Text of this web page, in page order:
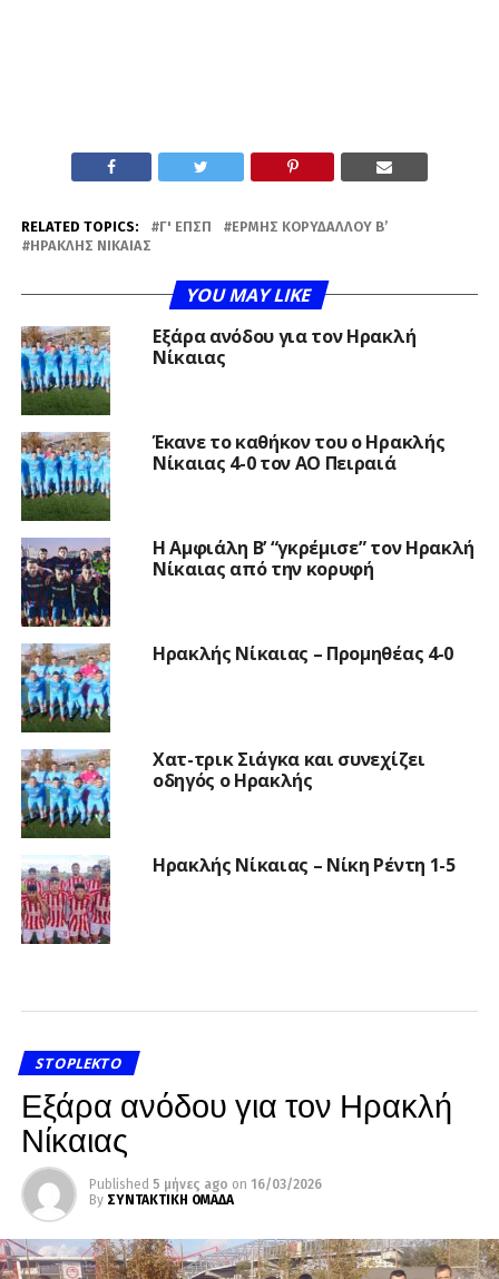
RELATED TOPICS: Γ' ΕΠΣΠ
ΕΡΜΉΣ ΚΟΡΥΔΑΛΛΟΎ Β’
ΗΡΑΚΛΉΣ ΝΊΚΑΙΑΣ
YOU MAY LIKE
Εξάρα ανόδου για τον Ηρακλή
Νίκαιας
Έκανε το καθήκον του ο Ηρακλής
Νίκαιας 4-0 τον ΑΟ Πειραιά
Η Αμφιάλη Β’ “γκρέμισε” τον Ηρακλή
Νίκαιας από την κορυφή
Ηρακλής Νίκαιας – Προμηθέας 4-0
Χατ-τρικ Σιάγκα και συνεχίζει
οδηγός ο Ηρακλής
Ηρακλής Νίκαιας – Νίκη Ρέντη 1-5
STOPLEKTO
Εξάρα ανόδου για τον Ηρακλή
Νίκαιας
Published 5 μήνες ago on 16/03/2026
By ΣΥΝΤΑΚΤΙΚΗ ΟΜΑΔΑ